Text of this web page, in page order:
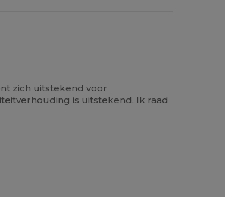
zich uitstekend voor
is uitstekend. Ik raad